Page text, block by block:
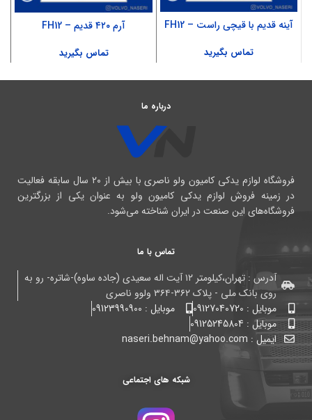
آینه قدیم با قیچی راست – FH12
تماس بگیرید
آرم ۴۲۰ قدیم – FH12
تماس بگیرید
درباره ما
فروشگاه لوازم یدکی کامیون ولو ناصری با بیش از ۲۰ سال سابقه فعالیت
در زمینه فروش لوازم یدکی کامیون ولو به عنوان یکی از بزرگترین
فروشگاه‌های این صنعت در ایران شناخته می‌شود.
تماس با ما
آدرس : تهران،کیلومتر ۱۲ آیت اله سعیدی (جاده ساوه)-شاتره- رو به
روی بانک ملی - پلاک ۳۶۲-۳۶۴ ولوو ناصری
موبایل : 09127040720
موبایل : 09123990900
موبایل : 09125245804
ایمیل : naseri.behnam@yahoo.com
شبکه های اجتماعی